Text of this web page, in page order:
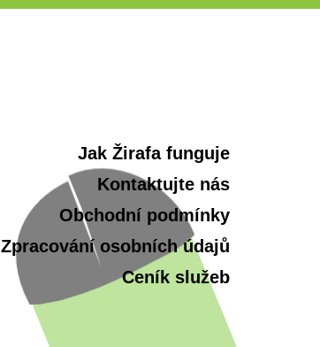
Jak Žirafa funguje
Kontaktujte nás
Obchodní podmínky
Zpracování osobních údajů
Ceník služeb